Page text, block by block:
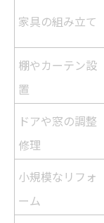
家具の組み立て
棚やカーテン設
置
ドアや窓の調整
修理
小規模な リフォ
ーム